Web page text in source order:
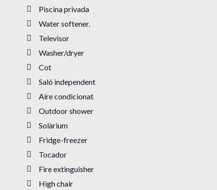
Piscina privada
Water softener.
Televisor
Washer/dryer
Cot
Saló independent
Aire condicionat
Outdoor shower
Solàrium
Fridge-freezer
Tocador
Fire extinguisher
High chair